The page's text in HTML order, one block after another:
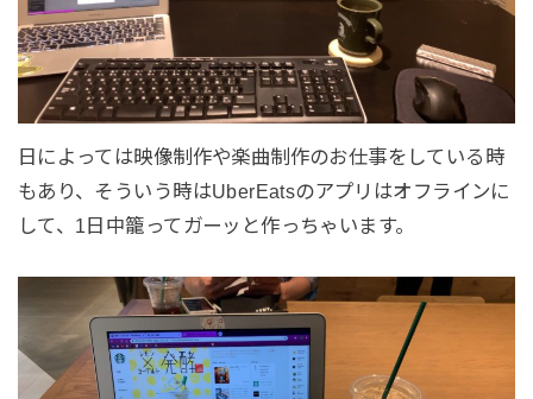
日によっては映像制作や楽曲制作のお仕事をしている時
もあり、そういう時はUberEatsのアプリはオフラインに
して、1日中籠ってガーッと作っちゃいます。